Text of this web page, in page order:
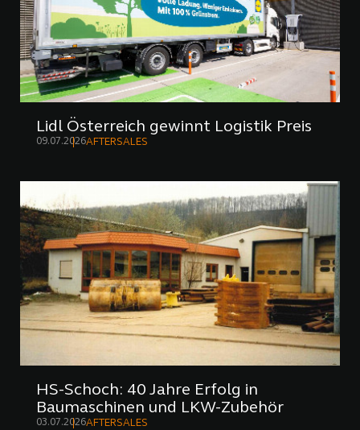
Lidl Österreich gewinnt Logistik Preis
09.07.2026AFTERSALES
HS-Schoch: 40 Jahre Erfolg in
Baumaschinen und LKW-Zubehör
03.07.2026AFTERSALES